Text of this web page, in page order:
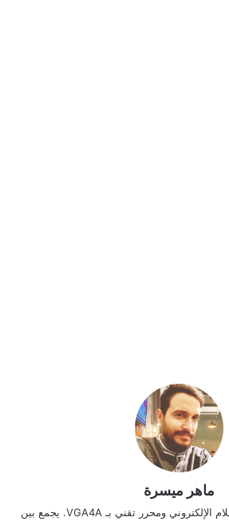
ماهر ميسرة
"صحفي متخصص في الإعلام الإلكتروني ومحرر تقني بـ VGA4A. يجمع بين